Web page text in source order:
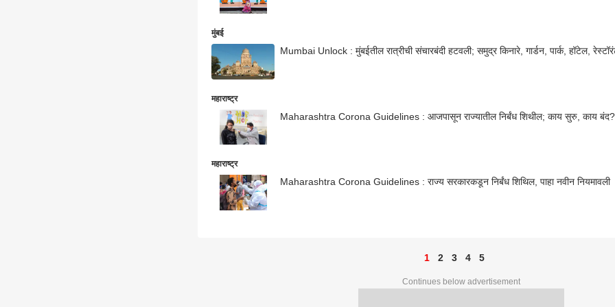
मुंबई
Mumbai Unlock : मुंबईतील रात्रीची संचारबंदी हटवली; समुद्र किनारे, गार्डन, पार्क, हॉटेल,
महाराष्ट्र
Maharashtra Corona Guidelines : आजपासून राज्यातील निर्बंध शिथील; काय सुरु, काय बंद?
महाराष्ट्र
Maharashtra Corona Guidelines : राज्य सरकारकडून निर्बंध शिथिल, पाहा नवीन नियमावली
1 2 3 4 5
Continues below advertisement